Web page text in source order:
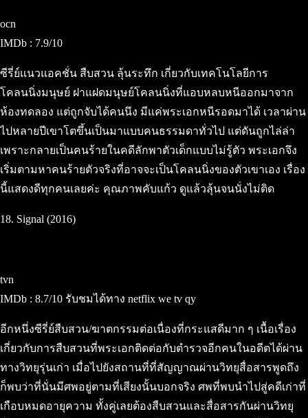
ocn
IMDb : 7.9/10
ซีรี่ย์แนวแอคชั่น สืบสวน ลุ้นระทึก เกี่ยวกับเทคโนโลยีการ
โคลนนิ่งมนุษย์ ฝาแฝดมนุษย์โคลนนิ่งที่แอบหลบหนีออกมาจาก
ห้องทดลอง แต่ถูกจับได้คนนึง มีแค่พระเอกหนีรอดมาได้ เวลาผ่าน
ไปหลายปีเขาโตขึ้นเป็นมาแบบคนธรรมดาทั่วไป แต่ดันถูกไล่ล่า
เพราะกลายเป็นคนร้ายในคดีลักพาตัวเด็กแบบไม่รู้ตัว พระเอกจึง
เริ่มตามหาคนร้ายตัวจริงที่อาจจะเป็นโคลนนิ่งของตัวเขาเอง เรื่อง
นี้แสดงดีทุกคนเลยค่ะ คุณภาพคับแก้ว ดูแล้วลุ้นจนนั่งไม่ติด
18. Signal (2016)
tvn
IMDb : 8.7/10 รับชมได้ทาง netflix we tv qy
อีกหนึ่งซีรี่ย์สืบสวน/ฆาตกรรมต่อเนื่องที่กระแสดีมาก ๆ เนื้อเรื่อง
เกี่ยวกับการสืบสวนที่พระเอกติดต่อกับตำรวจอีกคนในอดีตได้ผ่าน
ทางวิทยุรุ่นเก่า เมื่อไปยังสถานที่ที่สัญญาณผ่านวิทยุสื่อสารพูดถึง
ก็พบว่าที่นั่นมีศพอยู่ตามที่เสียงนั้นบอกจริง ศพที่พบนำไปสู่คดีเก่าที่
เกือบหมดอายุความ ทั้งคู่เลยต้องสืบสวนและสื่อสารกันผ่านวิทยุ